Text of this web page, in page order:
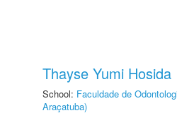
Thayse Yumi Hosida
School: Faculdade de
Araçatuba)